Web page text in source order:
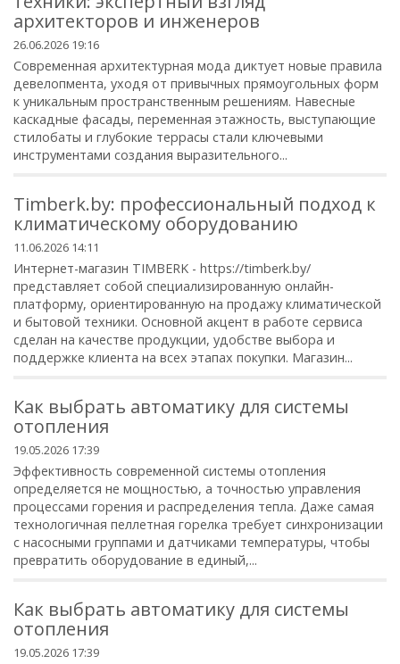
архитекторов и инженеров
26.06.2026 19:16
Современная архитектурная мода диктует новые правила
девелопмента, уходя от привычных прямоугольных форм
к уникальным пространственным решениям. Навесные
каскадные фасады, переменная этажность, выступающие
стилобаты и глубокие террасы стали ключевыми
инструментами создания выразительного...
Timberk.by: профессиональный подход к
климатическому оборудованию
11.06.2026 14:11
Интернет-магазин TIMBERK - https://timberk.by/
представляет собой специализированную онлайн-
платформу, ориентированную на продажу климатической
и бытовой техники. Основной акцент в работе сервиса
сделан на качестве продукции, удобстве выбора и
поддержке клиента на всех этапах покупки. Магазин...
Как выбрать автоматику для системы
отопления
19.05.2026 17:39
Эффективность современной системы отопления
определяется не мощностью, а точностью управления
процессами горения и распределения тепла. Даже самая
технологичная пеллетная горелка требует синхронизации
с насосными группами и датчиками температуры, чтобы
превратить оборудование в единый,...
Как выбрать автоматику для системы
отопления
19.05.2026 17:39